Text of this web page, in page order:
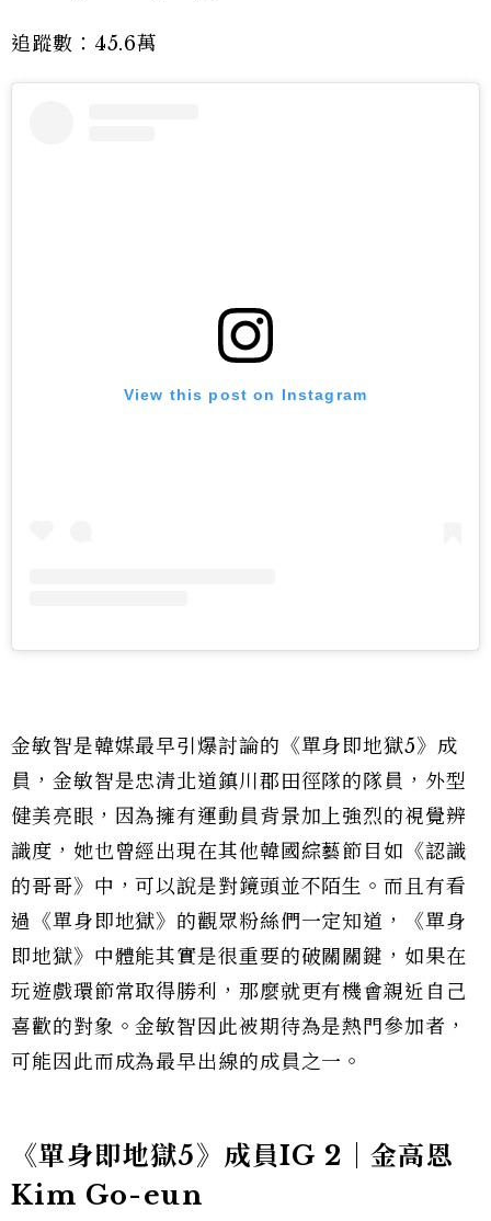
追蹤數：45.6萬
View this post on Instagram
金敏智是韓媒最早引爆討論的《單身即地獄5》成
員，金敏智是忠清北道鎮川郡田徑隊的隊員，外型
健美亮眼，因為擁有運動員背景加上強烈的視覺辨
識度，她也曾經出現在其他韓國綜藝節目如《認識
的哥哥》中，可以說是對鏡頭並不陌生。而且有看
過《單身即地獄》的觀眾粉絲們一定知道，《單身
即地獄》中體能其實是很重要的破關關鍵，如果在
玩遊戲環節常取得勝利，那麼就更有機會親近自己
喜歡的對象。金敏智因此被期待為是熱門參加者，
可能因此而成為最早出線的成員之一。
《單身即地獄5》成員IG 2｜金高恩
Kim Go-eun